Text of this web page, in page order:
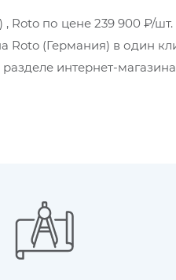
Roto по цене 239 900 ₽/шт.
Roto (Германия) в один
интернет-